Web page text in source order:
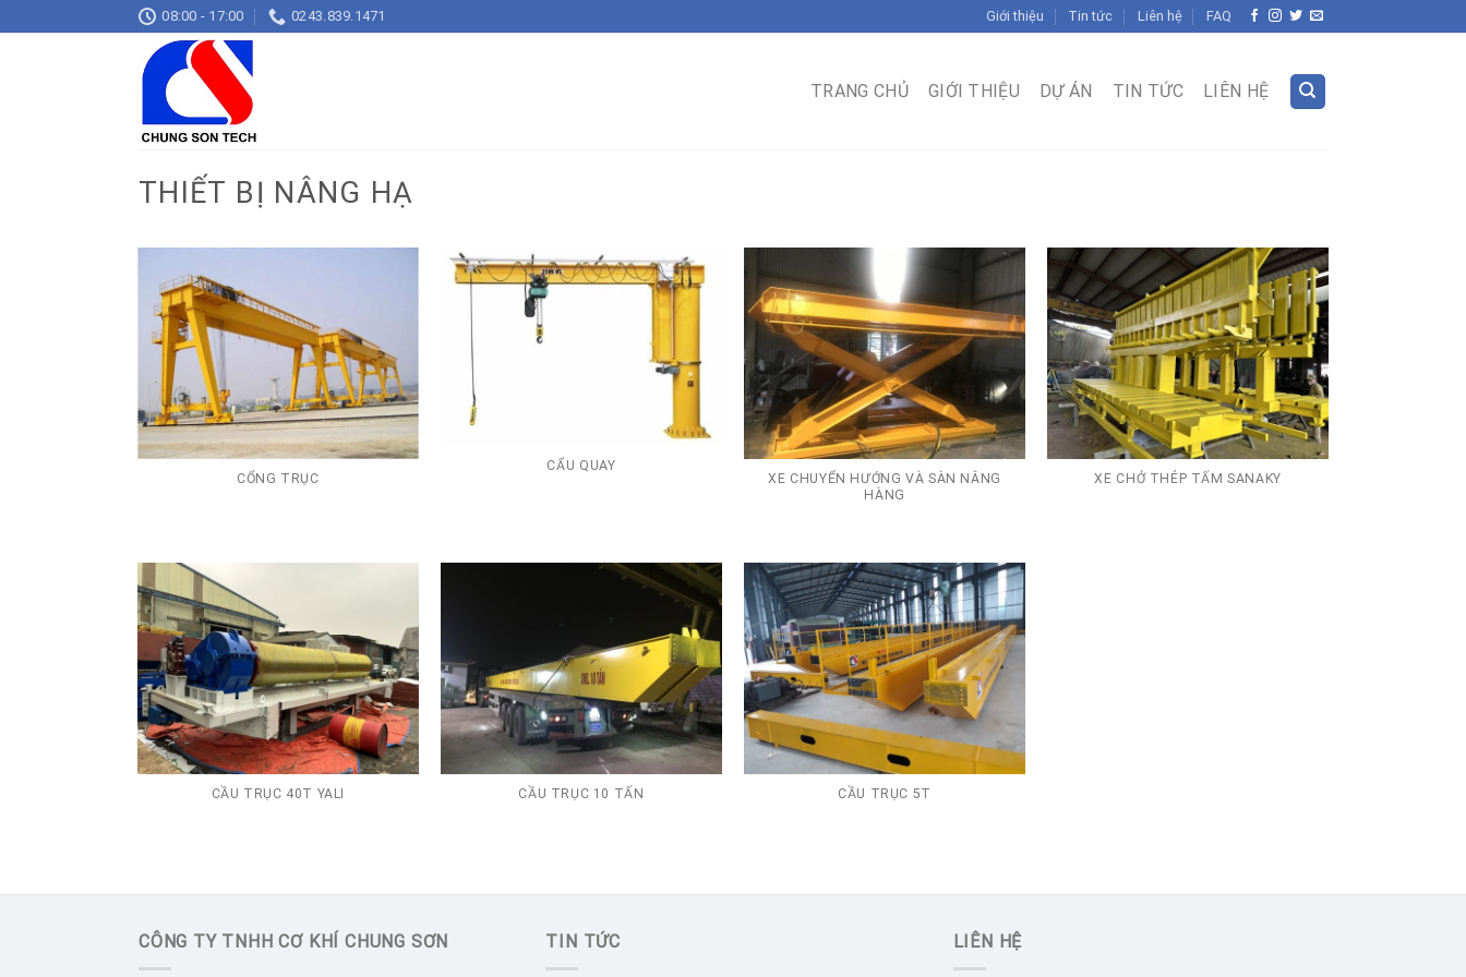
to
08:00 - 17:00 0243.839.1471 Giới thiệu Tin tức Liên hệ FAQ
TRANG CHỦ GIỚI THIỆU DỰ ÁN TIN TỨC LIÊN HỆ
THIẾT BỊ NÂNG HẠ
CỔNG TRỤC
CẨU QUAY
XE CHUYỂN HƯỚNG VÀ SÀN NÂNG
HÀNG
XE CHỞ THÉP TẤM SANAKY
CẦU TRỤC 40T YALI CẦU TRỤC 10 TẤN CẦU TRỤC 5T
CÔNG TY TNHH CƠ KHÍ CHUNG SƠN TIN TỨC LIÊN HỆ